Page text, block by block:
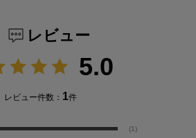
レビュー
5.0
レビュー件数： 1件
(1)